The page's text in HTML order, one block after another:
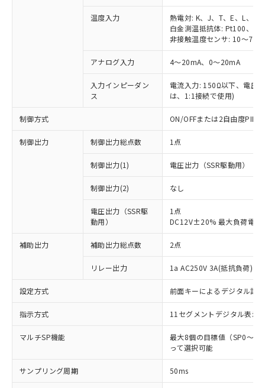
温度入力
熱電対: K、J、T、E、L、U
白金測温抵抗体: Pt100、
非接触温度センサ: 10～
アナログ入力 4～20mA、0～20mA
入力インピーダン
ス
電流入力: 150Ω以下、電圧
は、1:1接続で使用)
制御方式 ON/OFFまたは2自由度PID
制御出力 制御出力総点数 1点
制御出力(1) 電圧出力（SSR駆動用）
制御出力(2) なし
電圧出力（SSR駆
動用）
1点
DC12V±20% 最大負荷電流
補助出力 補助出力総点数 2点
リレー出力 1a AC250V 3A(抵抗負荷)
設定方式 前面キーによるデジタル設定
指示方式 11セグメントデジタル表示
マルチSP機能
最大8個の目標値（SP0～
って選択可能
サンプリング周期 50ms